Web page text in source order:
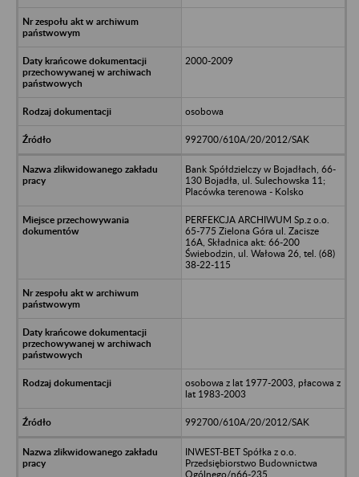
2000-2009
osobowa
992700/610A/20/2012/SAK
Bank Spółdzielczy w Bojadłach, 66-
130 Bojadła, ul. Sulechowska 11;
Placówka terenowa - Kolsko
PERFEKCJA ARCHIWUM Sp.z o.o.
65-775 Zielona Góra ul. Zacisze
16A, Składnica akt: 66-200
Świebodzin, ul. Wałowa 26, tel. (68)
38-22-115
osobowa z lat 1977-2003, płacowa z
lat 1983-2003
992700/610A/20/2012/SAK
INWEST-BET Spółka z o.o.
Przedsiębiorstwo Budownictwa
Ogólnego/n66-235